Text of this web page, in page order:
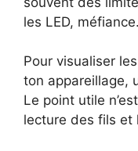
les LED, méfiance.
Pour visualiser
ton appareillage,
Le point utile
lecture des fils et